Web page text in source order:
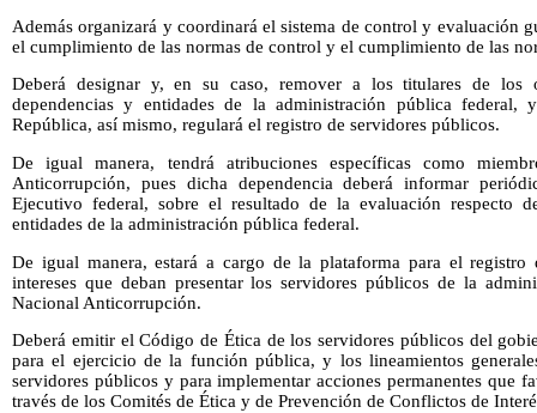
Además organizará y coordinará el sistema de control y evaluación
el cumplimiento de las normas de control y el cumplimiento de las
Deberá designar y, en su caso, remover a los titulares de los
dependencias y entidades de la administración pública
República, así mismo, regulará el registro de servidores públicos.
De igual manera, tendrá atribuciones específicas como
Anticorrupción, pues dicha dependencia deberá informar
Ejecutivo federal, sobre el resultado de la evaluación respecto
entidades de la administración pública federal.
De igual manera, estará a cargo de la plataforma para el registro
intereses que deban presentar los servidores públicos de la
Nacional Anticorrupción.
Deberá emitir el Código de Ética de los servidores públicos del
para el ejercicio de la función pública, y los lineamientos
servidores públicos y para implementar acciones permanentes que
través de los Comités de Ética y de Prevención de Conflictos de